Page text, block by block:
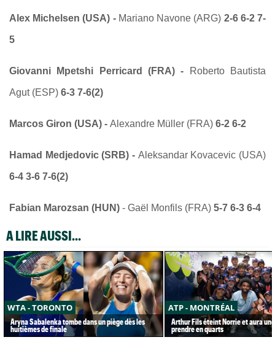
Alex Michelsen (USA) -Mariano Navone (ARG) 2-6 6-2 7-
5
Giovanni Mpetshi Perricard (FRA) - Roberto Bautista
Agut (ESP) 6-3 7-6(2)
Marcos Giron (USA) - Alexandre Müller (FRA) 6-2 6-2
Hamad Medjedovic (SRB) - Aleksandar Kovacevic (USA)
6-4 3-6 7-6(2)
Fabian Marozsan (HUN) - Gaël Monfils (FRA) 5-7 6-3 6-4
A LIRE AUSSI...
WTA - TORONTO
Aryna Sabalenka tombe dans un piège dès les
huitièmes de finale
ATP - MONTRÉAL
Arthur Fils éteint Norrie et aura
prendre en quarts